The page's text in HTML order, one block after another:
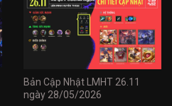
Bản Cập Nhật LMHT 26.11
ngày 28/05/2026